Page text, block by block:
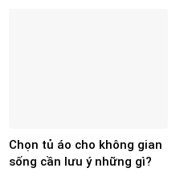
Chọn tủ áo cho không gian
sống cần lưu ý những gì?